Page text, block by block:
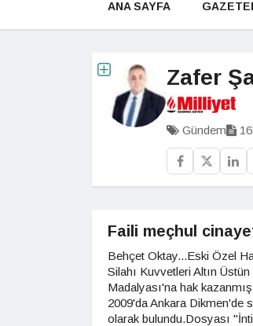
ANA SAYFA
Zafer
Gündem
Faili meçhul
Behçet Oktay...Eski Özel
Silahı Kuvvetleri Altın
Madalyası'na hak
2009'da Ankara Dikmen'de
olarak bulundu.Dosyası